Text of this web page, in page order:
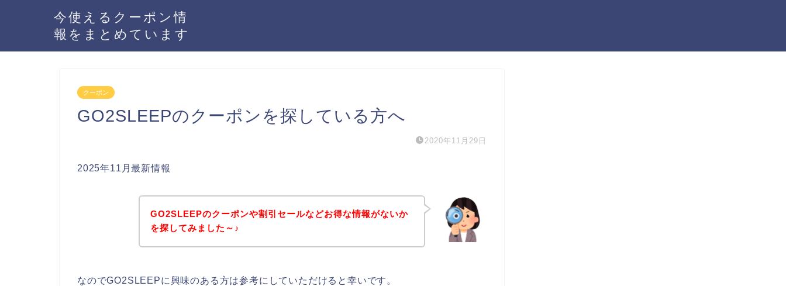
今使えるクーポン情
報をまとめています
クーポン
GO2SLEEPのクーポンを探している方へ
2020年11月29日
2025年11月最新情報
GO2SLEEPのクーポンや割引セールなどお得な情報がないか
を探してみました～♪
なのでGO2SLEEPに興味のある方は参考にしていただけると幸いです。